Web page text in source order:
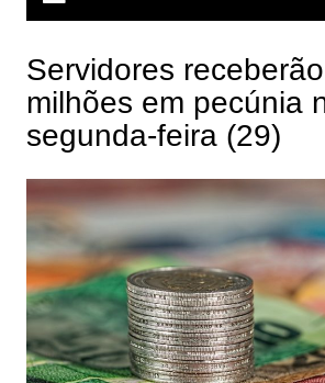
Servidores
milhões em pecúnia
segunda-feira (29)